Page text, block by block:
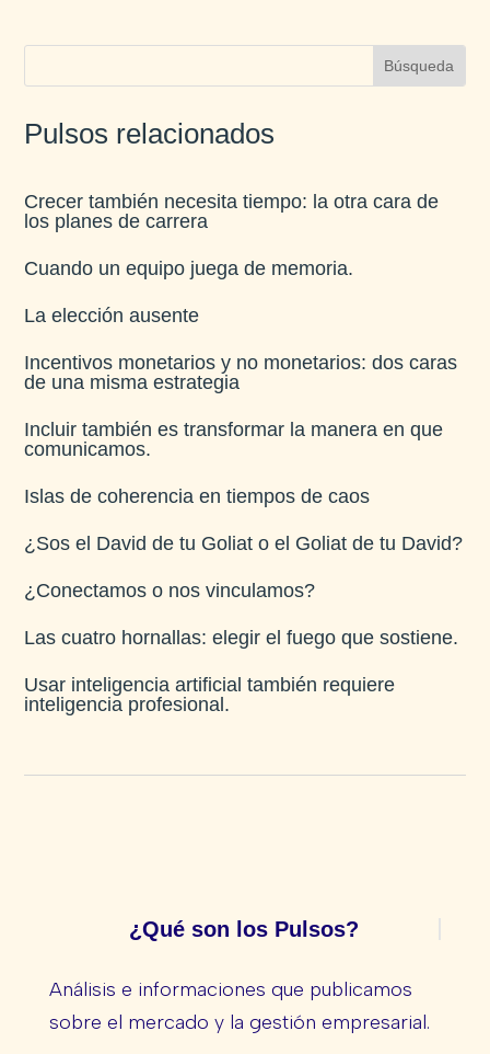
Pulsos relacionados
Crecer también necesita tiempo: la otra cara de
los planes de carrera
Cuando un equipo juega de memoria.
La elección ausente
Incentivos monetarios y no monetarios: dos caras
de una misma estrategia
Incluir también es transformar la manera en que
comunicamos.
Islas de coherencia en tiempos de caos
¿Sos el David de tu Goliat o el Goliat de tu David?
¿Conectamos o nos vinculamos?
Las cuatro hornallas: elegir el fuego que sostiene.
Usar inteligencia artificial también requiere
inteligencia profesional.
¿Qué son los Pulsos?
Análisis e informaciones que publicamos
sobre el mercado y la gestión empresarial.